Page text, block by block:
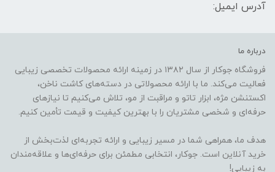
آدرس ایمیل:
درباره ما
فروشگاه جوکار از سال ۱۳۸۲ در زمینه ارائه محصولات تخصصی زیبایی
فعالیت می‌کند. ما با ارائه محصولاتی در دسته‌های کاشت ناخن،
اکستنشن مژه، ابزار تاتو و مراقبت از مو، تلاش می‌کنیم تا نیازهای
حرفه‌ای و شخصی مشتریان را با بهترین کیفیت و قیمت تأمین کنیم.
هدف ما، همراهی شما در مسیر زیبایی و ارائه تجربه‌ای لذت‌بخش از
خرید آنلاین است. جوکار، انتخابی مطمئن برای حرفه‌ای‌ها و علاقه‌مندان
به زیبایی!